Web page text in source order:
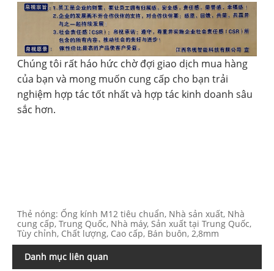
Chúng tôi rất háo hức chờ đợi giao dịch mua hàng
của bạn và mong muốn cung cấp cho bạn trải
nghiệm hợp tác tốt nhất và hợp tác kinh doanh sâu
sắc hơn.
Thẻ nóng: Ống kính M12 tiêu chuẩn, Nhà sản xuất, Nhà
cung cấp, Trung Quốc, Nhà máy, Sản xuất tại Trung Quốc,
Tùy chỉnh, Chất lượng, Cao cấp, Bán buôn, 2,8mm
Danh mục liên quan